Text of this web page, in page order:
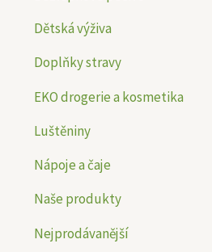
Dětská výživa
Doplňky stravy
EKO drogerie a kosmetika
Luštěniny
Nápoje a čaje
Naše produkty
Nejprodávanější
í
c
e